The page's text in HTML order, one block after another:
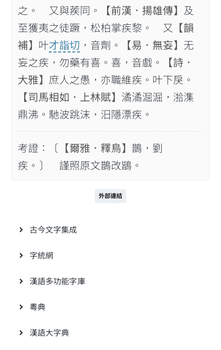
之。 又與蒺同。
【前漢．揚雄傳】 及
至獲夷之徒蹶，松柏掌疾黎。 又
【韻
補】 叶才詣切 ，音劑。 【易．無妄】 无
妄之疾，勿藥有喜。喜，音戲。
【詩．
大雅】 庶人之愚，亦職維疾。叶下戾。
【司馬相如．上林賦】 潏潏淈淈，湁潗
鼎沸。馳波跳沫，汨隱漂疾。
考證：〔 【爾雅．釋鳥】 鵲，劉
疾。〕 謹照原文鵲改鶛。
外部連結
古今文字集成
字統網
漢語多功能字庫
粵典
漢語大字典